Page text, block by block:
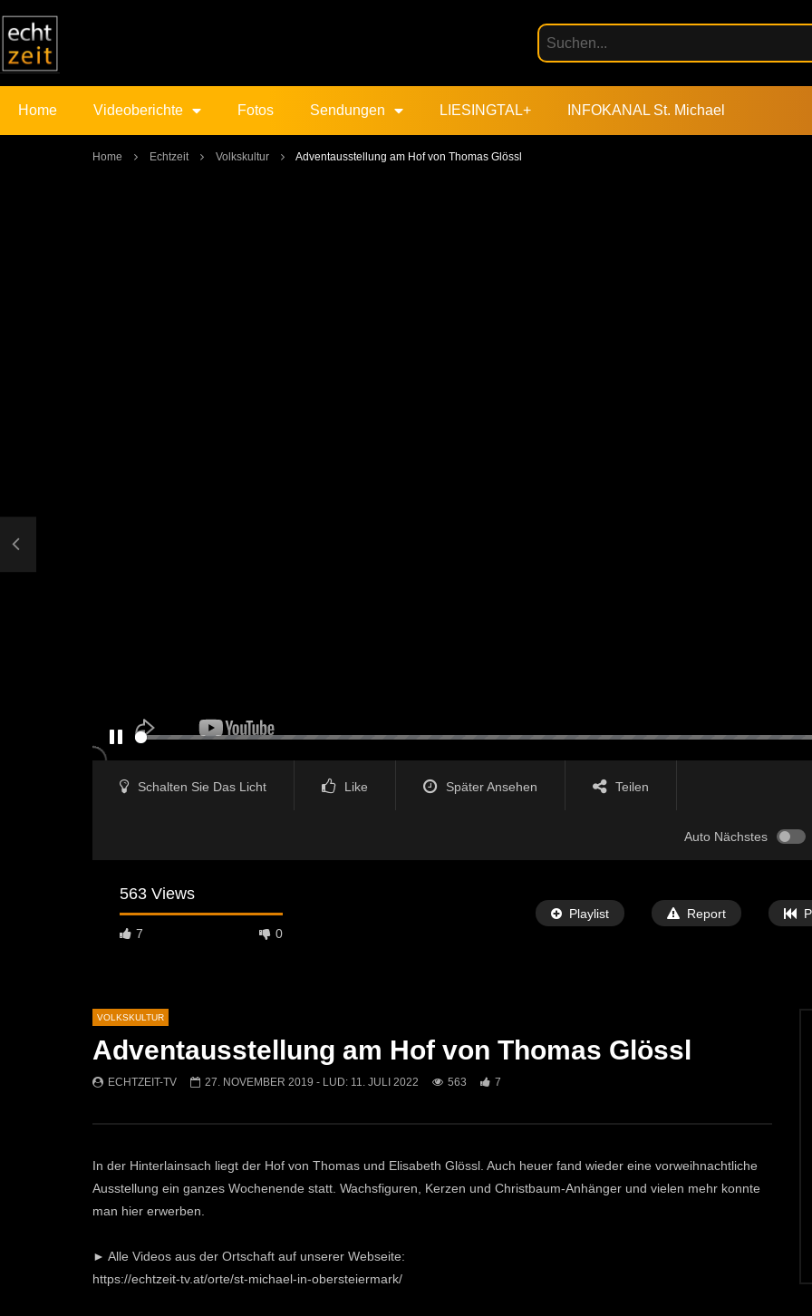
Home Videoberichte Fotos Sendungen LIESINGTAL+ INFOKANAL St. Michael
Home Echtzeit Volkskultur Adventausstellung am Hof von Thomas Glössl
Schalten Sie Das Licht Like Später Ansehen Teilen
Auto Nächstes
563 Views
7 0
Playlist Report
Später Ansehen
02:04 Später Ansehen
07:42 02:30
VOLKSKULTUR
Adventausstellung am Hof von Thomas Glössl
ECHTZEIT-TV 27. NOVEMBER 2019 - LUD: 11. JULI 2022 563 7
In der Hinterlainsach liegt der Hof von Thomas und Elisabeth Glössl. Auch heuer fand wieder eine vorweihnachtliche
Ausstellung ein ganzes Wochenende statt. Wachsfiguren, Kerzen und Christbaum-Anhänger und vielen mehr konnte
man hier erwerben.
► Alle Videos aus der Ortschaft auf unserer Webseite:
https://echtzeit-tv.at/orte/st-michael-in-obersteiermark/